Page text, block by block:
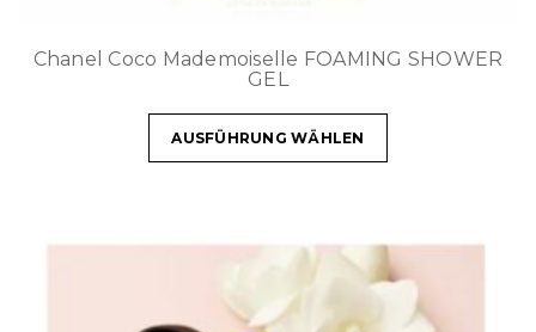
Chanel Coco Mademoiselle FOAMING SHOWER
GEL
AUSFÜHRUNG WÄHLEN